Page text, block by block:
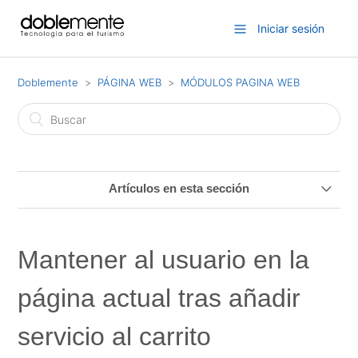
Iniciar sesión
Doblemente PÁGINA WEB MÓDULOS PAGINA WEB
Artículos en esta sección
Control CMS "Cliente para compartir"
Ocultar o mostrar un buscador para clientes o tipos de
cliente específicos
Mantener al usuario en la
página actual tras añadir
servicio al carrito